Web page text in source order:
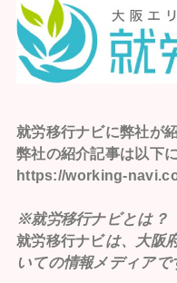
就労移行ナビに弊社が
弊社の紹介記事は以下
https://working-
※就労移行ナビとは？
就労移行ナビは、大阪
いての情報メディアで